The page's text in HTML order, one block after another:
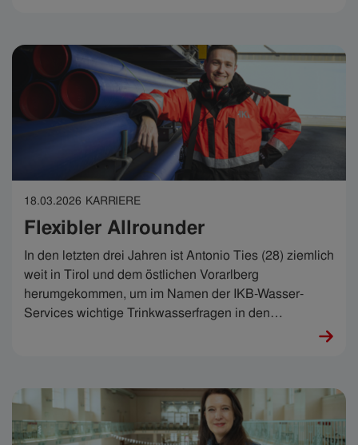
18.03.2026 KARRIERE
Flexibler Allrounder
In den letzten drei Jahren ist Antonio Ties (28) ziemlich
weit in Tirol und dem östlichen Vorarlberg
herumgekommen, um im Namen der IKB-Wasser-
Services wichtige Trinkwasserfragen in den
ist kein Nine-to-five-Job.“ Genau das ist es, was ihm so
daran gefällt.